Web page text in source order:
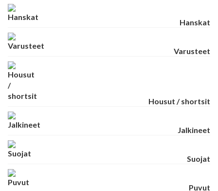
Hanskat
Varusteet
Housut / shortsit
Jalkineet
Suojat
Puvut